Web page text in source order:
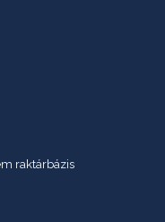
raktárbázis